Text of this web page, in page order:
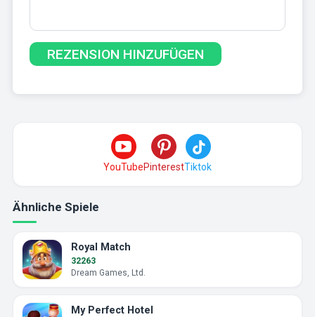
YouTubePinterestTiktok
Ähnliche Spiele
Royal Match
32263
Dream Games, Ltd.
My Perfect Hotel